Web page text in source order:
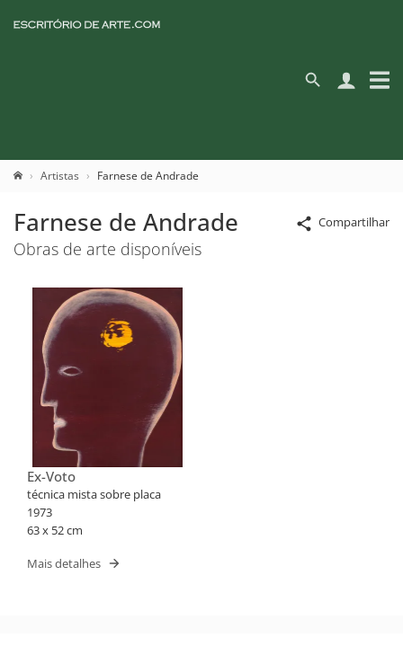
Artistas Farnese de Andrade
Compartilhar
Farnese de Andrade
Obras de arte disponíveis
Ex-Voto
técnica mista sobre placa
1973
63 x 52 cm
Mais detalhes